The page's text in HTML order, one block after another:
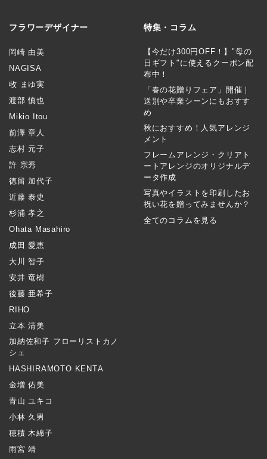
フラワーデザイナー
岡崎 由美
NAGISA
牧 まゆ実
渡部 慎也
Mikio Itou
前澤 章人
志村 元子
許 宗秀
徳留 加代子
近藤 泰史
杉浦 孝之
Ohata Masahiro
成田 愛恵
大川 智子
安井 竜樹
後藤 亜希子
RIHO
立本 清美
加納佐和子 フローリストカノ
シェ
HASHIRAMOTO KENTA
金増 佑美
青山 ユキコ
小林 久男
穂積 木綿子
雨宮 靖
特集・コラム
【今だけ300円OFF！】"母の
日ギフト"に使えるクーポン配
布中！
「春の花贈りフェア」開催｜
送別や卒業シーンにもおすす
め
秋におすすめ！人気アレンジ
メント
フレームアレンジ・クリアト
ートアレンジのオリジナルデ
ータ作成
写真やイラストを印刷したお
祝い花を贈ってみませんか？
全てのコラムを見る